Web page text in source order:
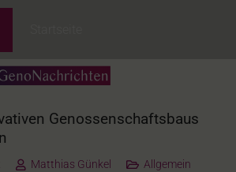
Genossenschaftsbaus
Matthias Günkel Allgemein